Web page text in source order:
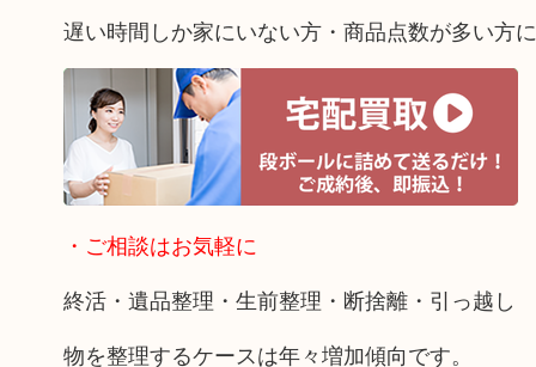
遅い時間しか家にいない方・商品点数が多い方
・ご相談はお気軽に
終活・遺品整理・生前整理・断捨離・引っ越し
物を整理するケースは年々増加傾向です。